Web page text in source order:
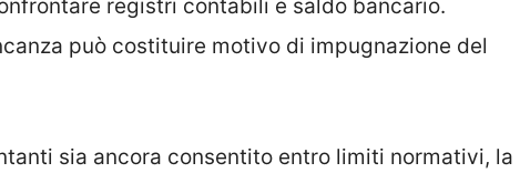
registri contabili e saldo bancario.
può costituire motivo di impugnazione del
sia ancora consentito entro limiti normativi, la